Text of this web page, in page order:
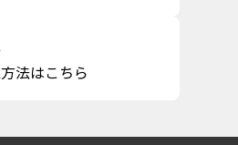
法はこちら